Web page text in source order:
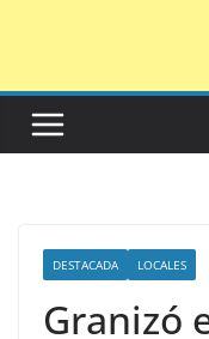
DESTACADA LOCALES
Granizó